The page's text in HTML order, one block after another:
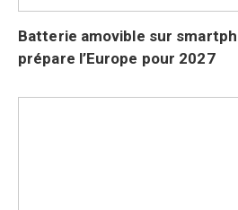
Batterie amovible sur
prépare l’Europe pour 2027